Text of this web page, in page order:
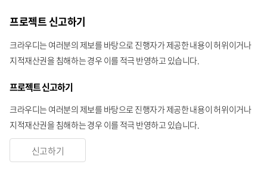
프로젝트 신고하기
크라우디는 여러분의 제보를 바탕으로 진행자가 제공한 내용이 허위이거나
지적재산권을 침해하는 경우 이를 적극 반영하고 있습니다.
프로젝트 신고하기
크라우디는 여러분의 제보를 바탕으로 진행자가 제공한 내용이 허위이거나
지적재산권을 침해하는 경우 이를 적극 반영하고 있습니다.
신고하기